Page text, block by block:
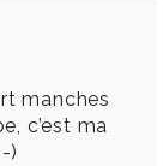
manches
c’est ma
)